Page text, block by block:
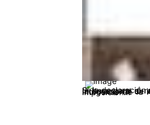
Si la declaración de derechos humanos y la declaración de derechos sociales, económicos y culturales de Naciones Unidas sentaron la base para el reconocimiento de los derechos de los pueblos y las personas y después de ellas se ha logrado el reconocimiento internacional de los derechos de los pueblos indígenas en el Convenio 169 de la OIT y en la Declaración de Derechos de los Pueblos Indígenas de la Asamblea de las Naciones Unidas, el 13 de septiembre de 2007, por otra parte las transnacionales gestionan la imposición…